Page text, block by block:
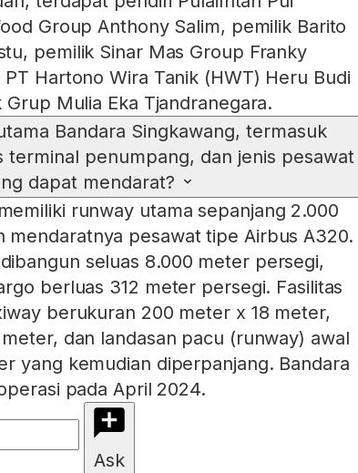
Group Anthony Salim, pemilik Barito
pemilik Sinar Mas Group Franky
Hartono Wira Tanik (HWT) Heru Budi
Mulia Eka Tjandranegara.
Bandara Singkawang, termasuk
terminal penumpang, dan jenis pesawat
dapat mendarat?
runway utama sepanjang 2.000
mendaratnya pesawat tipe Airbus A320.
seluas 8.000 meter persegi,
berluas 312 meter persegi. Fasilitas
berukuran 200 meter x 18 meter,
dan landasan pacu (runway) awal
yang kemudian diperpanjang. Bandara
pada April 2024.
Ask